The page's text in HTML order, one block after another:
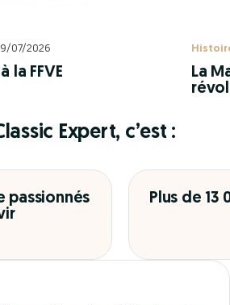
07/2026
la FFVE
La
Expert, c’est :
passionnés
Plus de 13